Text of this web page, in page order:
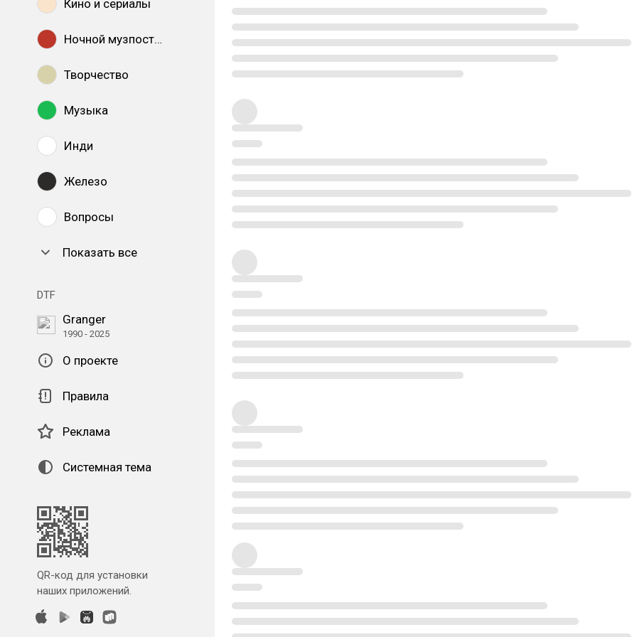
Кино и сериалы
Ночной музпостинг
Творчество
Музыка
Инди
Железо
Вопросы
Показать все
DTF
Granger
1990 - 2025
О проекте
Правила
Реклама
Системная тема
QR-код для установки
наших приложений.